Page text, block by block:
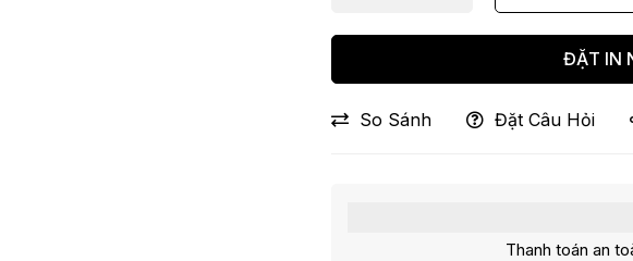
ĐẶT IN
So Sánh Đặt Câu Hỏi
Thanh toán an